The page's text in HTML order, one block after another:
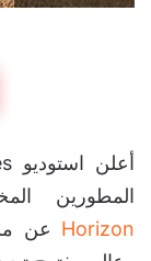
المطورين
Horizon عن